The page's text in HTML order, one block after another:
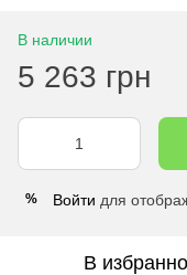
В наличии
5 263 грн
% Войти для
В